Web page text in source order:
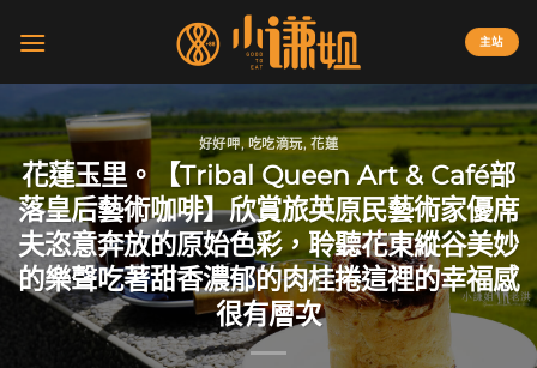
主站
好好呷,吃吃滴玩,花蓮
花蓮玉里。【Tribal Queen Art & Café部
落皇后藝術咖啡】欣賞旅英原民藝術家優席
夫恣意奔放的原始色彩，聆聽花東縱谷美妙
的樂聲吃著甜香濃郁的肉桂捲這裡的幸福感
很有層次